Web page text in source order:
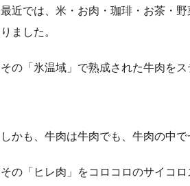
最近では、米・お肉・珈琲・お茶・
りました。
その「氷温域」で熟成された牛肉をス
しかも、牛肉は牛肉でも、牛肉の中
その「ヒレ肉」をコロコロのサイコロ